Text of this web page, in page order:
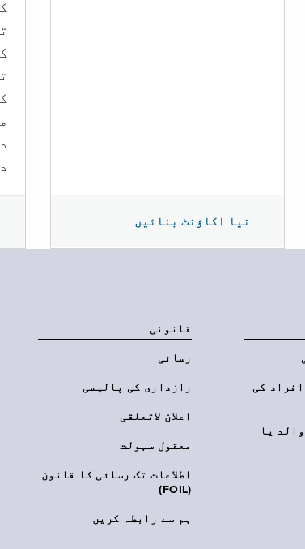
نیا اکاؤنٹ بنائیں
کی
یا
قانونی
رسائی
رازداری کی پالیسی
اعلان لاتعلقی
معقول سہولت
اطلاعات تک رسائی کا قانون
(FOIL)
ہم سے رابطہ کریں